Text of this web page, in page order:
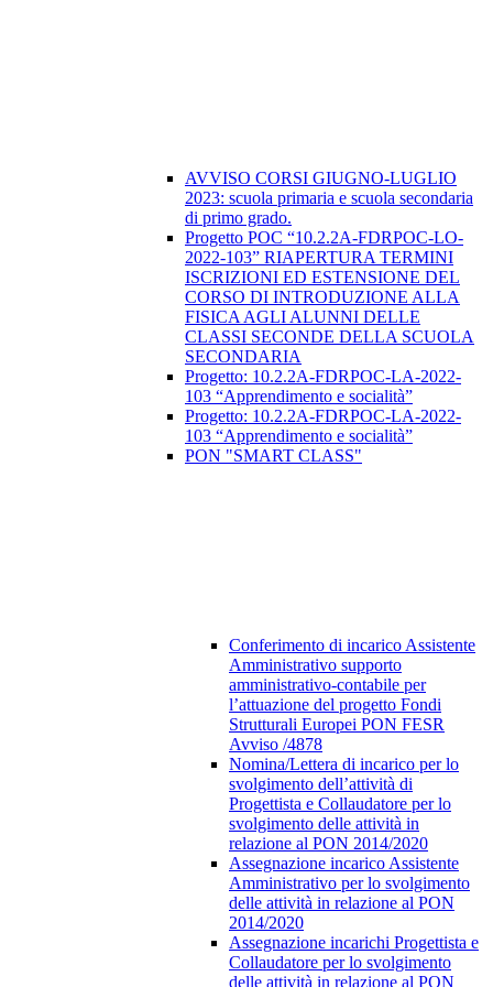
AVVISO CORSI GIUGNO-LUGLIO
2023: scuola primaria e scuola secondaria
di primo grado.
Progetto POC “10.2.2A-FDRPOC-LO-
2022-103” RIAPERTURA TERMINI
ISCRIZIONI ED ESTENSIONE DEL
CORSO DI INTRODUZIONE ALLA
FISICA AGLI ALUNNI DELLE
CLASSI SECONDE DELLA SCUOLA
SECONDARIA
​Progetto: 10.2.2A-FDRPOC-LA-2022-
103 “Apprendimento e socialità”
Progetto: 10.2.2A-FDRPOC-LA-2022-
103 “Apprendimento e socialità”
PON "SMART CLASS"
Conferimento di incarico Assistente
Amministrativo supporto
amministrativo-contabile per
l’attuazione del progetto Fondi
Strutturali Europei PON FESR
Avviso /4878
Nomina/Lettera di incarico per lo
svolgimento dell’attività di
Progettista e Collaudatore per lo
svolgimento delle attività in
relazione al PON 2014/2020
Assegnazione incarico Assistente
Amministrativo per lo svolgimento
delle attività in relazione al PON
2014/2020
Assegnazione incarichi Progettista e
Collaudatore per lo svolgimento
delle attività in relazione al PON